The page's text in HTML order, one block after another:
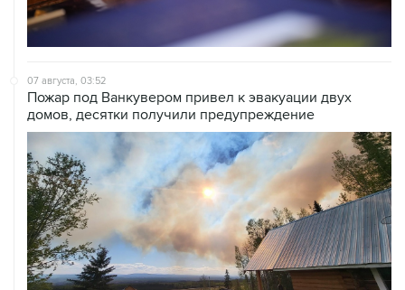
07 августа, 03:52
Пожар под Ванкувером привел к эвакуации двух
домов, десятки получили предупреждение